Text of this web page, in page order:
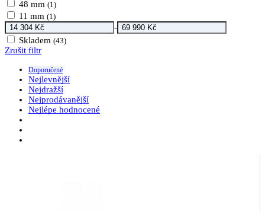
48 mm (1)
11 mm (1)
-
Skladem (43)
Zrušit filtr
Doporučené
Nejlevnější
Nejdražší
Nejprodávanější
Nejlépe hodnocené